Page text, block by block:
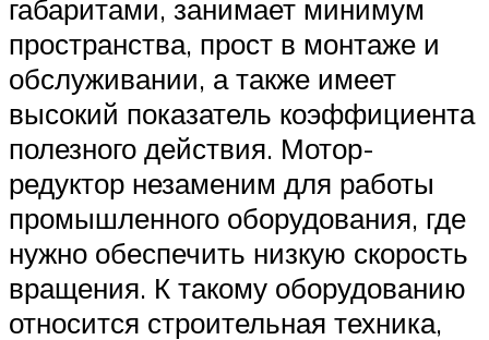
габаритами, занимает минимум
пространства, прост в монтаже и
обслуживании, а также имеет
высокий показатель коэффициента
полезного действия. Мотор-
редуктор незаменим для работы
промышленного оборудования, где
нужно обеспечить низкую скорость
вращения. К такому оборудованию
относится строительная техника,